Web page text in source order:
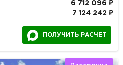
6 712 096 ₽
7 124 242 ₽
ПОЛУЧИТЬ РАСЧЕТ